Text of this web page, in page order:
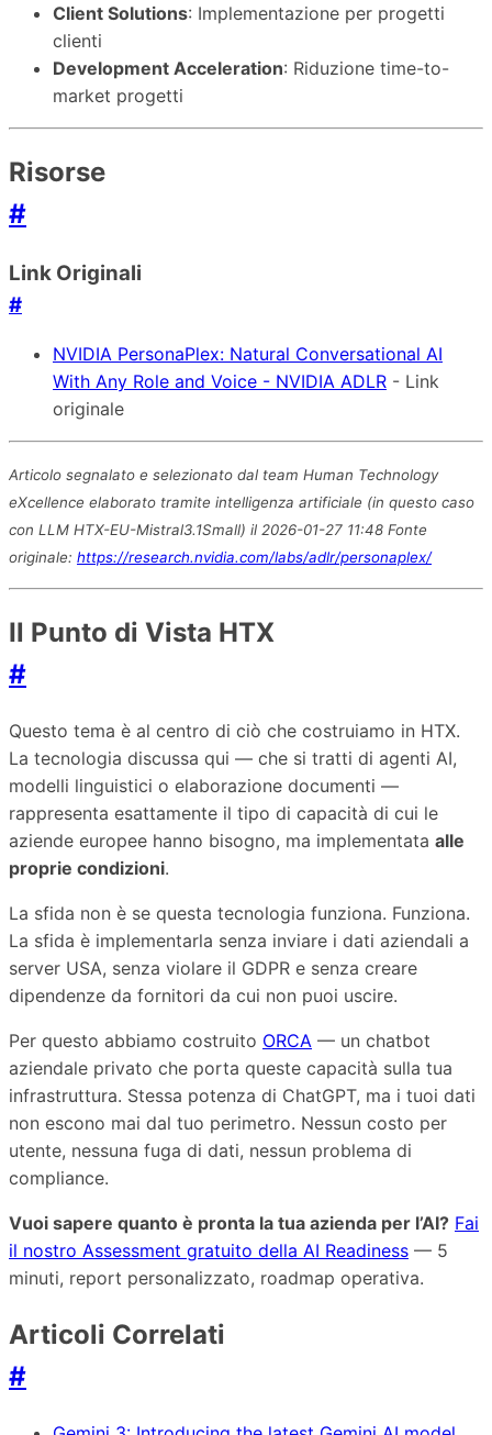
Client Solutions: Implementazione per progetti
clienti
Development Acceleration: Riduzione time-to-
market progetti
Risorse
#
Link Originali
#
NVIDIA PersonaPlex: Natural Conversational AI
With Any Role and Voice - NVIDIA ADLR - Link
originale
Articolo segnalato e selezionato dal team Human Technology
eXcellence elaborato tramite intelligenza artificiale (in questo caso
con LLM HTX-EU-Mistral3.1Small) il 2026-01-27 11:48 Fonte
originale: https://research.nvidia.com/labs/adlr/personaplex/
Il Punto di Vista HTX
#
Questo tema è al centro di ciò che costruiamo in HTX.
La tecnologia discussa qui — che si tratti di agenti AI,
modelli linguistici o elaborazione documenti —
rappresenta esattamente il tipo di capacità di cui le
aziende europee hanno bisogno, ma implementata alle
proprie condizioni.
La sfida non è se questa tecnologia funziona. Funziona.
La sfida è implementarla senza inviare i dati aziendali a
server USA, senza violare il GDPR e senza creare
dipendenze da fornitori da cui non puoi uscire.
Per questo abbiamo costruito ORCA — un chatbot
aziendale privato che porta queste capacità sulla tua
infrastruttura. Stessa potenza di ChatGPT, ma i tuoi dati
non escono mai dal tuo perimetro. Nessun costo per
utente, nessuna fuga di dati, nessun problema di
compliance.
Vuoi sapere quanto è pronta la tua azienda per l’AI? Fai
il nostro Assessment gratuito della AI Readiness — 5
minuti, report personalizzato, roadmap operativa.
Articoli Correlati
#